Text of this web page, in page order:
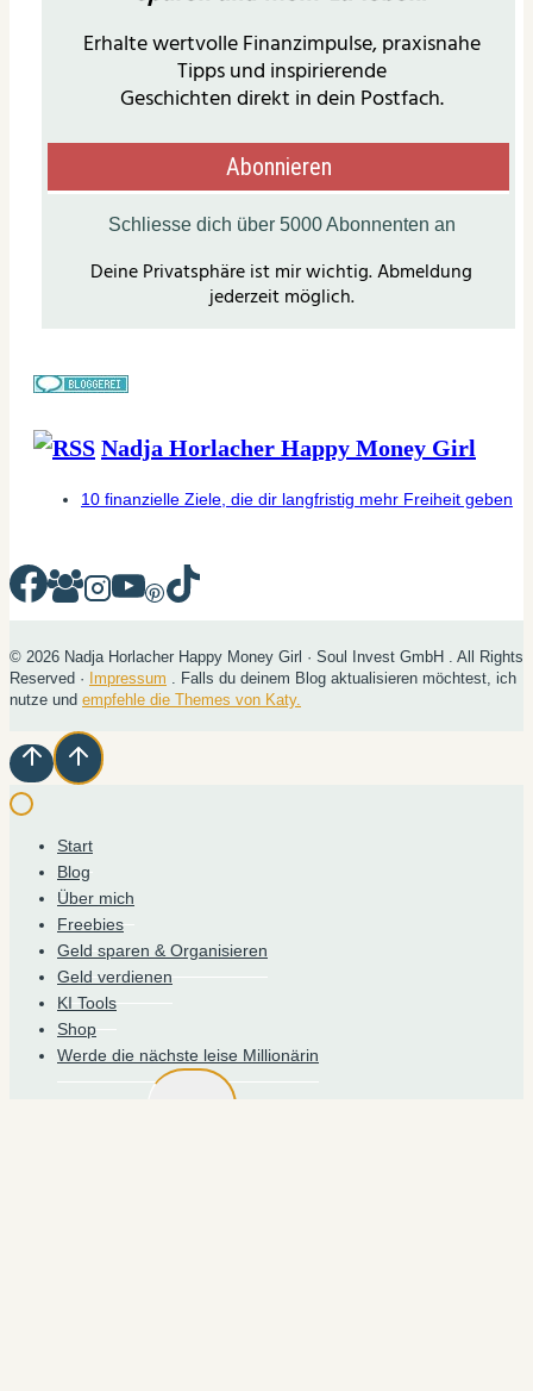
Nadja Horlacher Happy Money Girl
10 finanzielle Ziele, die dir langfristig mehr Freiheit geben
© 2026 Nadja Horlacher Happy Money Girl · Soul Invest GmbH . All Rights
Reserved · Impressum . Falls du deinem Blog aktualisieren möchtest, ich
nutze und empfehle die Themes von Katy.
Start
Blog
Über mich
Freebies
Geld sparen & Organisieren
Geld verdienen
KI Tools
Shop
Werde die nächste leise Millionärin
UNTERMENÜ